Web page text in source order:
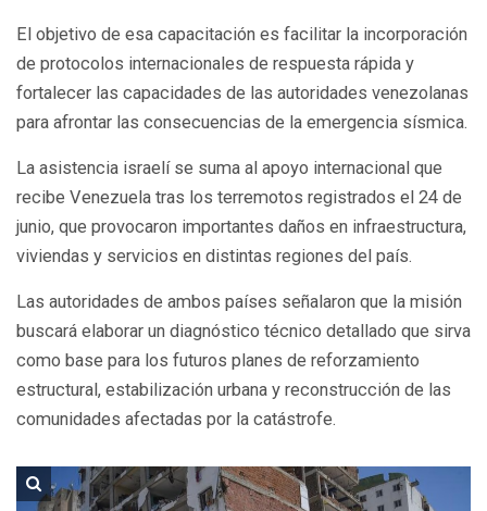
El objetivo de esa capacitación es facilitar la incorporación
de protocolos internacionales de respuesta rápida y
fortalecer las capacidades de las autoridades venezolanas
para afrontar las consecuencias de la emergencia sísmica.
La asistencia israelí se suma al apoyo internacional que
recibe Venezuela tras los terremotos registrados el 24 de
junio, que provocaron importantes daños en infraestructura,
viviendas y servicios en distintas regiones del país.
Las autoridades de ambos países señalaron que la misión
buscará elaborar un diagnóstico técnico detallado que sirva
como base para los futuros planes de reforzamiento
estructural, estabilización urbana y reconstrucción de las
comunidades afectadas por la catástrofe.